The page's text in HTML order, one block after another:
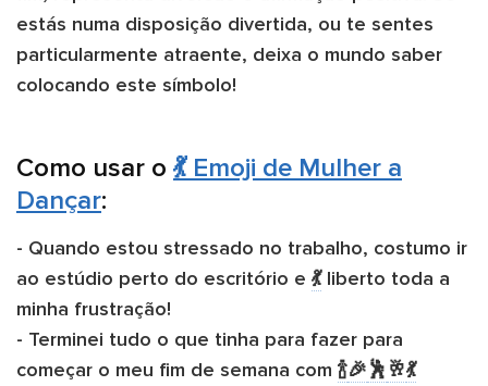
estás numa disposição divertida, ou te sentes
particularmente atraente, deixa o mundo saber
colocando este símbolo!
Como usar o 💃 Emoji de Mulher a
Dançar:
- Quando estou stressado no trabalho, costumo ir
ao estúdio perto do escritório e 💃liberto toda a
minha frustração!
- Terminei tudo o que tinha para fazer para
começar o meu fim de semana com ​ 🍾🎉🕺 🥂💃